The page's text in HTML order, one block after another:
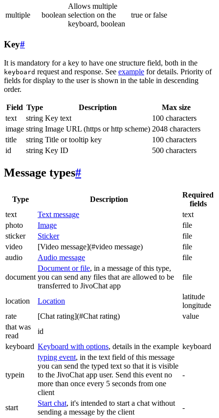
multiple boolean
Allows multiple
selection on the
keyboard, boolean
true or false
Key#
It is mandatory for a key to have one structure field, both in the
keyboard request and response. See example for details. Priority of
fields for display to the user is shown in the table in descending
order.
Field Type Description
Max size
text
string Key text
100 characters
image string Image URL (https or http scheme) 2048 characters
title
string Title or tooltip key
100 characters
id
string Key ID 500 characters
Message types#
Type Description
Required
fields
text
Text message
text
photo
Image
file
sticker
Sticker
file
video
[Video message](#video message)
file
audio
Audio message file
document
Document or file, in a message of this type,
you can send any files that are allowed to be
transferred to JivoChat app
file
location Location
latitude
longitude
rate
[Chat rating](#Chat rating)
value
that was
read
id
keyboard Keyboard with options, details in the example keyboard
typein
typing event, in the text field of this message
you can send the typed text so that it is visible
to the JivoChat app user. Send this event no
more than once every 5 seconds from one
client
-
start
Start chat, it's intended to start a chat without
sending a message by the client
-